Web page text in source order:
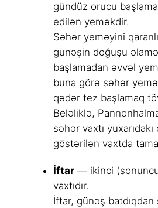
gündüz orucu
edilən yeməkdir.
Səhər yeməyini
günəşin doğuşu
başlamadan əvvəl
buna görə səhər
qədər tez başlamaq
Beləliklə,
səhər vaxtı
göstərilən vaxtda
İftar — ikinci
vaxtıdır.
İftar, günəş batdıqdan